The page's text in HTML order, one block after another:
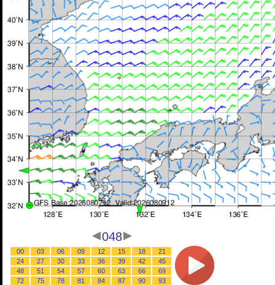
048
00 03 06 09 12 15 18
21
24
27 30 33 36 39 42
45
48
51 54 57 60 63 66
69
72
75 78 81 84 87 90 93